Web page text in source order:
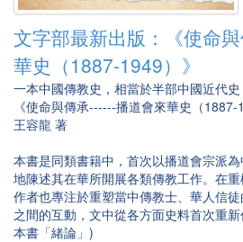
文字部最新出版：《使命
華史（1887-1949）》
一本中國傳教史，相當於半部中國近代史
《使命與傳承------播道會來華史（1887-
王容龍 著
本書是同類書籍中，首次以播道會宗派
地陳述其在華所開展各類傳教工作。在
作者也專注於重塑當中傳教士、華人信
之間的互動，文中從各方面史料首次重
本書「緒論」)